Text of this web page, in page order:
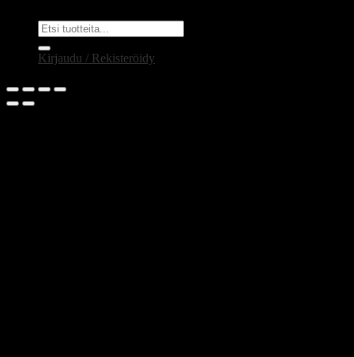
Etsi:
Kirjaudu / Rekisteröidy